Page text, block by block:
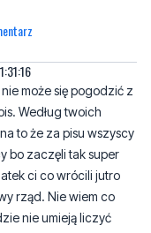
może się pogodzić z
Według twoich
to że za pisu wszyscy
bo zaczęli tak super
ci co wrócili jutro
rząd. Nie wiem co
nie umieją liczyć